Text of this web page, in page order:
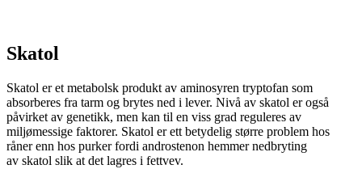
Skatol
Skatol er et metabolsk produkt av aminosyren tryptofan som
absorberes fra tarm og brytes ned i lever. Nivå av skatol er også
påvirket av genetikk, men kan til en viss grad reguleres av
miljømessige faktorer. Skatol er ett betydelig større problem hos
råner enn hos purker fordi androstenon hemmer nedbryting
av skatol slik at det lagres i fettvev.